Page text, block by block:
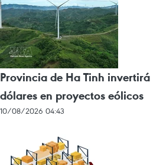
Provincia de Ha Tinh
dólares en proyectos eólicos
10/08/2026 04:43